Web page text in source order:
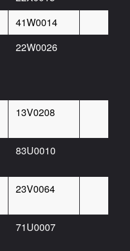
41W0014
22W0026
13V0208
83U0010
23V0064
71U0007